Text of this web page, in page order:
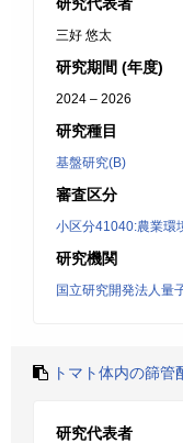
三好 悠太
研究期間 (年度)
2024 – 2026
研究種目
基盤研究(B)
審査区分
小区分41040:農業環
研究機関
国立研究開発法人量
トマト体内の篩
研究代表者